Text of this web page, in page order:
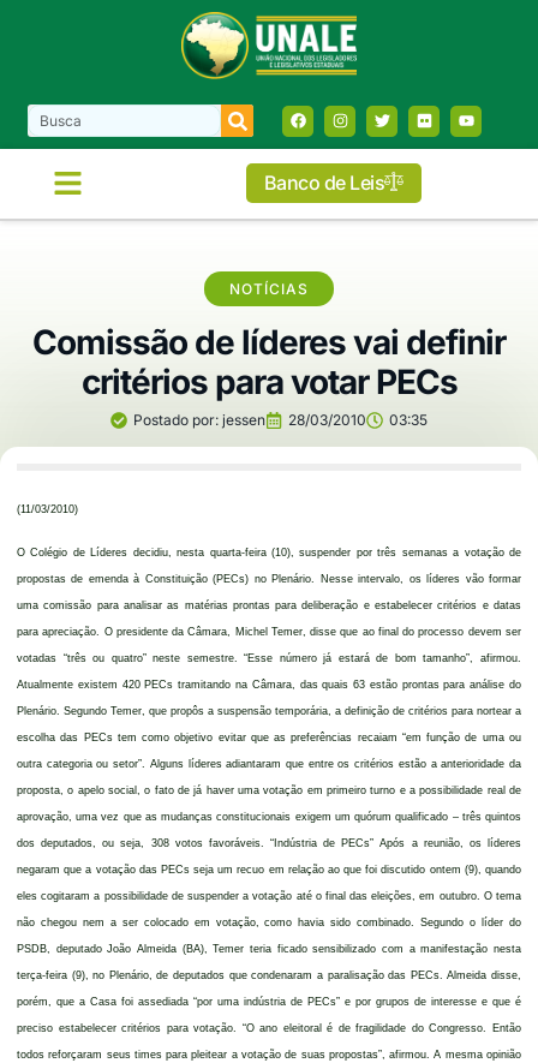
Banco de Leis
NOTÍCIAS
Comissão de líderes vai definir
critérios para votar PECs
Postado por: jessen 28/03/2010 03:35
(11/03/2010)
O Colégio de Líderes decidiu, nesta quarta-feira (10), suspender por três semanas a votação de
propostas de emenda à Constituição (PECs) no Plenário. Nesse intervalo, os líderes vão formar
uma comissão para analisar as matérias prontas para deliberação e estabelecer critérios e datas
para apreciação. O presidente da Câmara, Michel Temer, disse que ao final do processo devem ser
votadas “três ou quatro” neste semestre. “Esse número já estará de bom tamanho”, afirmou.
Atualmente existem 420 PECs tramitando na Câmara, das quais 63 estão prontas para análise do
Plenário. Segundo Temer, que propôs a suspensão temporária, a definição de critérios para nortear a
escolha das PECs tem como objetivo evitar que as preferências recaiam “em função de uma ou
outra categoria ou setor”. Alguns líderes adiantaram que entre os critérios estão a anterioridade da
proposta, o apelo social, o fato de já haver uma votação em primeiro turno e a possibilidade real de
aprovação, uma vez que as mudanças constitucionais exigem um quórum qualificado – três quintos
dos deputados, ou seja, 308 votos favoráveis. “Indústria de PECs” Após a reunião, os líderes
negaram que a votação das PECs seja um recuo em relação ao que foi discutido ontem (9), quando
eles cogitaram a possibilidade de suspender a votação até o final das eleições, em outubro. O tema
não chegou nem a ser colocado em votação, como havia sido combinado. Segundo o líder do
PSDB, deputado João Almeida (BA), Temer teria ficado sensibilizado com a manifestação nesta
terça-feira (9), no Plenário, de deputados que condenaram a paralisação das PECs. Almeida disse,
porém, que a Casa foi assediada “por uma indústria de PECs” e por grupos de interesse e que é
preciso estabelecer critérios para votação. “O ano eleitoral é de fragilidade do Congresso. Então
todos reforçaram seus times para pleitear a votação de suas propostas”, afirmou. A mesma opinião